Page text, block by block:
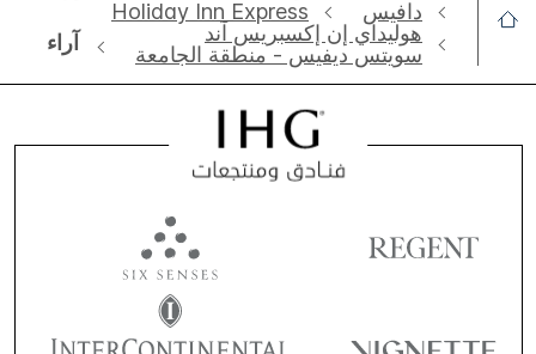
دافيس
Holiday Inn Express
هوليداي إن إكسبريس آند
سويتس ديفيس - منطقة الجامعة
آراء